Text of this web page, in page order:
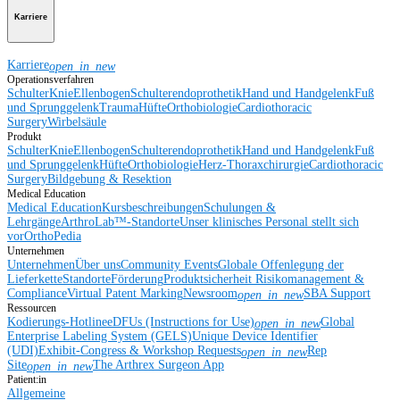
Karriere
Karriereopen_in_new
Operationsverfahren
SchulterKnieEllenbogenSchulterendoprothetikHand und HandgelenkFuß
und SprunggelenkTraumaHüfteOrthobiologieCardiothoracic
SurgeryWirbelsäule
Produkt
SchulterKnieEllenbogenSchulterendoprothetikHand und HandgelenkFuß
und SprunggelenkHüfteOrthobiologieHerz-ThoraxchirurgieCardiothoracic
SurgeryBildgebung & Resektion
Medical Education
Medical EducationKursbeschreibungenSchulungen &
LehrgängeArthroLab™-StandorteUnser klinisches Personal stellt sich
vorOrthoPedia
Unternehmen
UnternehmenÜber unsCommunity EventsGlobale Offenlegung der
LieferketteStandorteFörderungProduktsicherheit Risikomanagement &
ComplianceVirtual Patent MarkingNewsroomopen_in_newSBA Support
Ressourcen
Kodierungs-HotlineeDFUs (Instructions for Use)open_in_newGlobal
Enterprise Labeling System (GELS)Unique Device Identifier
(UDI)Exhibit-Congress & Workshop Requestsopen_in_newRep
Siteopen_in_newThe Arthrex Surgeon App
Patient:in
Allgemeine